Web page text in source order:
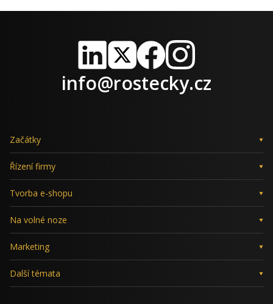
LinkedIn
X FacebookInstagram
info@rostecky.cz
Začátky
Řízení firmy
Tvorba e-shopu
Na volné noze
Marketing
Další témata